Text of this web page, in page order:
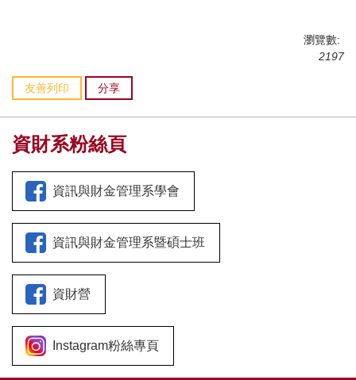
瀏覽數:
2197
友善列印 分享
資財系粉絲頁
資訊與財金管理系學會
資訊與財金管理系暨碩士班
資財營
Instagram粉絲專頁